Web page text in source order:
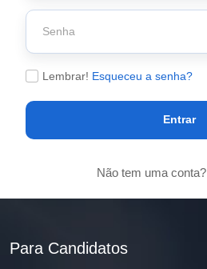
Lembrar! Esqueceu a senha?
Entrar
Não tem uma conta?
Para Candidatos